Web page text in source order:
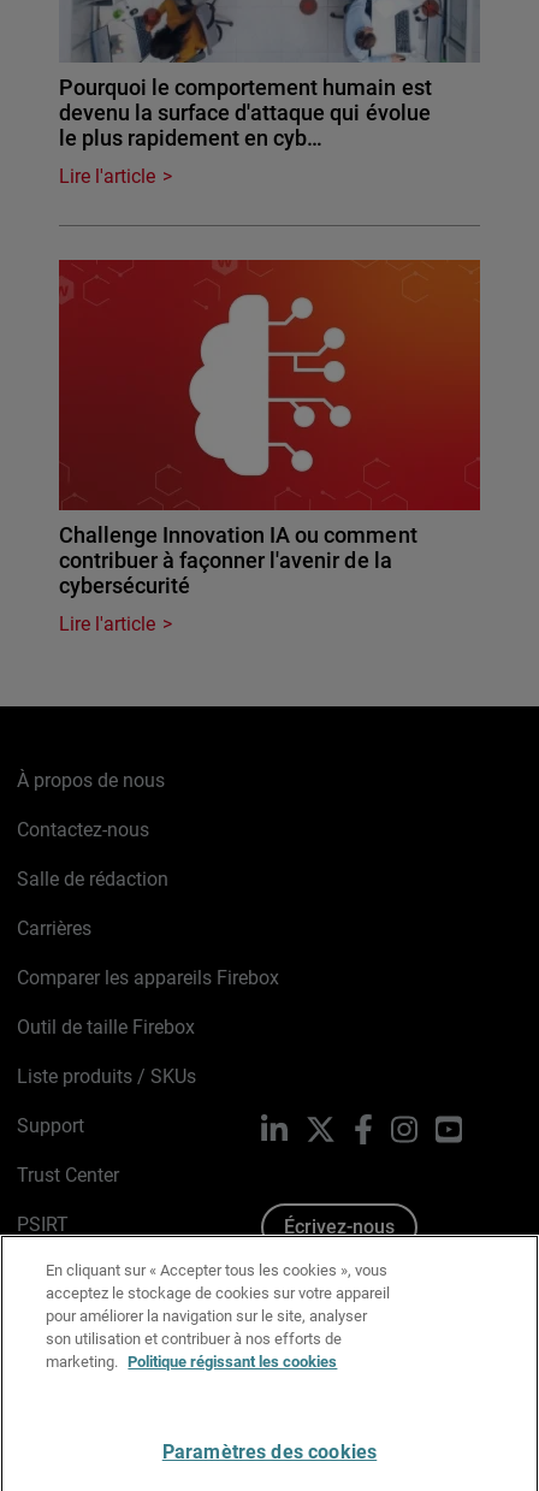
Pourquoi le comportement humain est
devenu la surface d'attaque qui évolue
le plus rapidement en cyb…
Lire l'article
Challenge Innovation IA ou comment
contribuer à façonner l'avenir de la
cybersécurité
Lire l'article
À propos de nous
Contactez-nous
Salle de rédaction
Carrières
Comparer les appareils Firebox
Outil de taille Firebox
Liste produits / SKUs
Support
Trust Center
PSIRT
Avis sur les cookies
Politique de confidentialité
Charte Graphique
LinkedIn FacebookInstagramYouTube
Écrivez-nous
En cliquant sur « Accepter tous les cookies », vous
acceptez le stockage de cookies sur votre appareil
pour améliorer la navigation sur le site, analyser
son utilisation et contribuer à nos efforts de
marketing. Politique régissant les cookies
Paramètres des cookies